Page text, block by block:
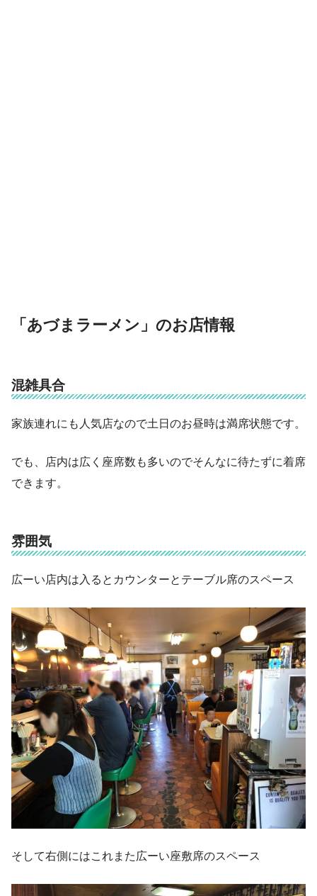
「あづまラーメン」のお店情報
混雑具合
家族連れにも人気店なので土日のお昼時は満席状態です。
でも、店内は広く座席数も多いのでそんなに待たずに着席
できます。
雰囲気
広ーい店内は入るとカウンターとテーブル席のスペース
そして右側にはこれまた広ーい座敷席のスペース